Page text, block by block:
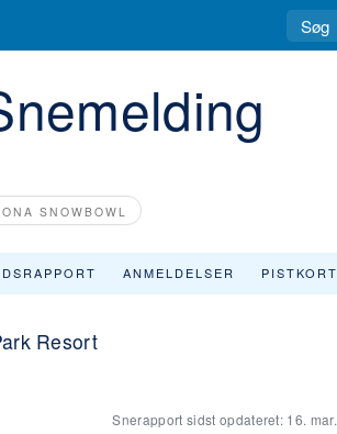
SNOWBOWL
ANMELDELSER PISTKORT
Resort
Snerapport sidst opdateret: 16. mar.